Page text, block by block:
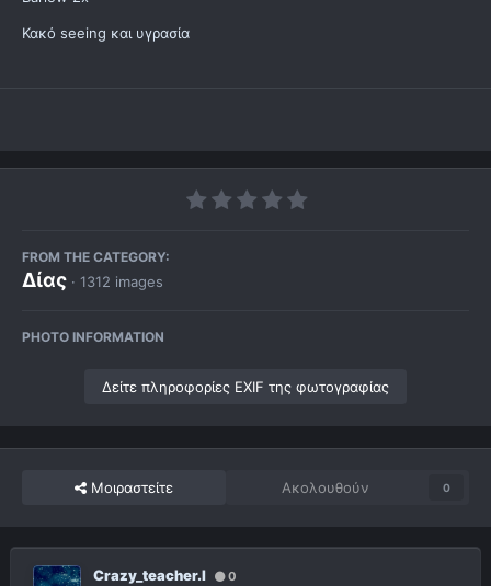
Κακό seeing και υγρασία
FROM THE CATEGORY:
Δίας · 1312 images
PHOTO INFORMATION
Δείτε πληροφορίες EXIF της φωτογραφίας
Μοιραστείτε Ακολουθούν 0
Crazy_teacher.l 0